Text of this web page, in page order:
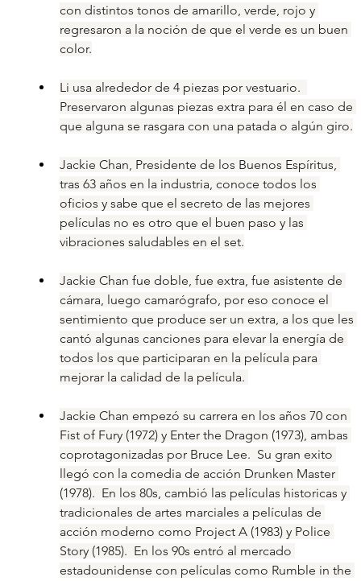
con distintos tonos de amarillo, verde, rojo y
regresaron a la noción de que el verde es un buen
color.
Li usa alrededor de 4 piezas por vestuario.
Preservaron algunas piezas extra para él en caso de
que alguna se rasgara con una patada o algún giro.
Jackie Chan, Presidente de los Buenos Espíritus,
tras 63 años en la industria, conoce todos los
oficios y sabe que el secreto de las mejores
películas no es otro que el buen paso y las
vibraciones saludables en el set.
Jackie Chan fue doble, fue extra, fue asistente de
cámara, luego camarógrafo, por eso conoce el
sentimiento que produce ser un extra, a los que les
cantó algunas canciones para elevar la energía de
todos los que participaran en la película para
mejorar la calidad de la película.
Jackie Chan empezó su carrera en los años 70 con
Fist of Fury (1972) y Enter the Dragon (1973), ambas
coprotagonizadas por Bruce Lee.  Su gran exito
llegó con la comedia de acción Drunken Master
(1978).  En los 80s, cambió las películas historicas y
tradicionales de artes marciales a películas de
acción moderno como Project A (1983) y Police
Story (1985).  En los 90s entró al mercado
estadounidense con películas como Rumble in the